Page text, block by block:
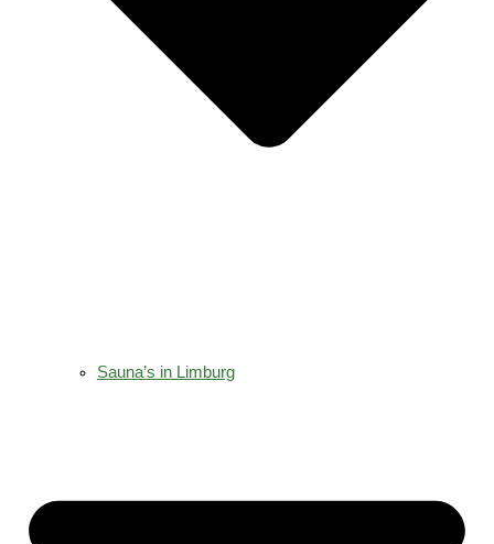
Sauna’s in Limburg